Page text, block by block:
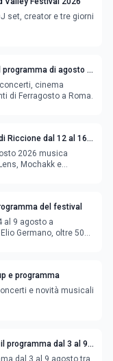
set, creator e tre giorni
di agosto e
cinema
di Ferragosto a Roma.
Riccione dal 12 al 16
2026 musica
Mochakk e
del festival
al 9 agosto a
Germano, oltre 50
e programma
e novità musicali
programma dal 3 al 9
dal 3 al 9 agosto tra